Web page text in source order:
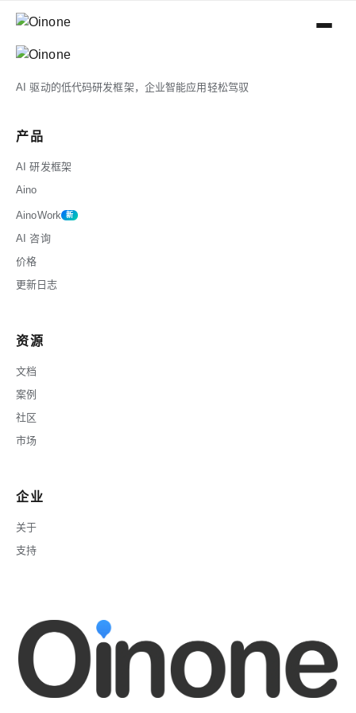
产品
AI 研发框架
Aino
AinoWork
资源
文档
支持
AI 驱动的低代码研发框架，企业智能应用轻松驾驭
产品
AI 研发框架
Aino
AinoWork 新
AI 咨询
价格
更新日志
资源
文档
案例
社区
市场
企业
关于
支持